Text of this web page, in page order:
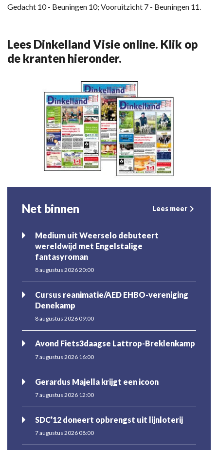
Gedacht 10 - Beuningen 10; Vooruitzicht 7 - Beuningen 11.
Lees Dinkelland Visie online. Klik op
de kranten hieronder.
Net binnen Lees meer
Medium uit Weerselo debuteert
wereldwijd met Engelstalige
fantasyroman
8 augustus 2026 20:00
Cursus reanimatie/AED EHBO-vereniging
Denekamp
8 augustus 2026 09:00
Avond Fiets3daagse Lattrop-Breklenkamp
7 augustus 2026 16:00
Gerardus Majella krijgt een icoon
7 augustus 2026 12:00
SDC’12 doneert opbrengst uit lijnloterij
7 augustus 2026 08:00